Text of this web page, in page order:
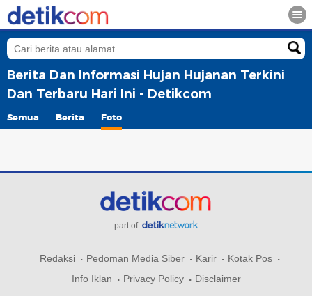
Berita Dan Informasi Hujan Hujanan Terkini
Dan Terbaru Hari Ini - Detikcom
Semua Berita Foto
part of
Redaksi Pedoman Media Siber Karir
Kotak Pos
Info Iklan
Privacy Policy Disclaimer